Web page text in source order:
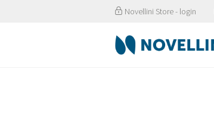
Novellini Store - login